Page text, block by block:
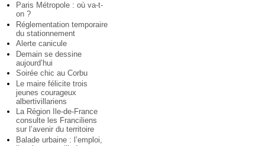
Paris Métropole : où va-t-
on ?
Réglementation temporaire
du stationnement
Alerte canicule
Demain se dessine
aujourd’hui
Soirée chic au Corbu
Le maire félicite trois
jeunes courageux
albertivillariens
La Région Ile-de-France
consulte les Franciliens
sur l’avenir du territoire
Balade urbaine : l’emploi,